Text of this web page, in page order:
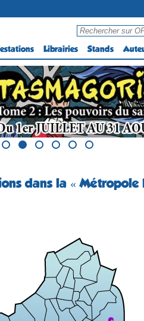
Librairies Stands
dans la « Métropole